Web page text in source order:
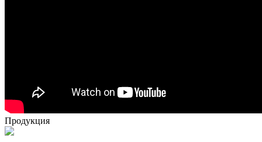
Продукция